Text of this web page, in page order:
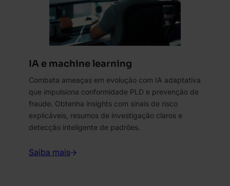
IA e machine learning
Combata ameaças em evolução com IA adaptativa
que impulsiona conformidade PLD e prevenção de
fraude. Obtenha insights com sinais de risco
explicáveis, resumos de investigação claros e
detecção inteligente de padrões.
Saiba mais